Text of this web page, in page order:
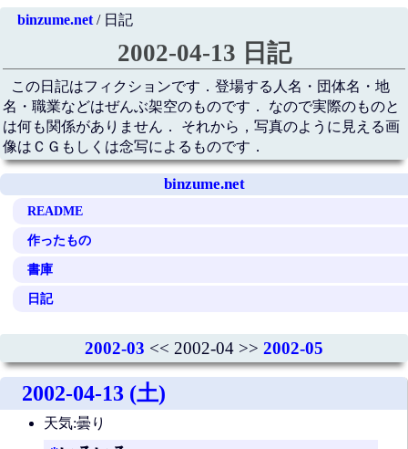
binzume.net/ 日記
2002-04-13 日記
この日記はフィクションです．登場する人名・団体名・地
名・職業などはぜんぶ架空のものです． なので実際のものと
は何も関係がありません． それから，写真のように見える画
像はＣＧもしくは念写によるものです．
binzume.net
README
作ったもの
書庫
日記
2002-03 << 2002-04 >> 2002-05
2002-04-13 (土)
天気:曇り